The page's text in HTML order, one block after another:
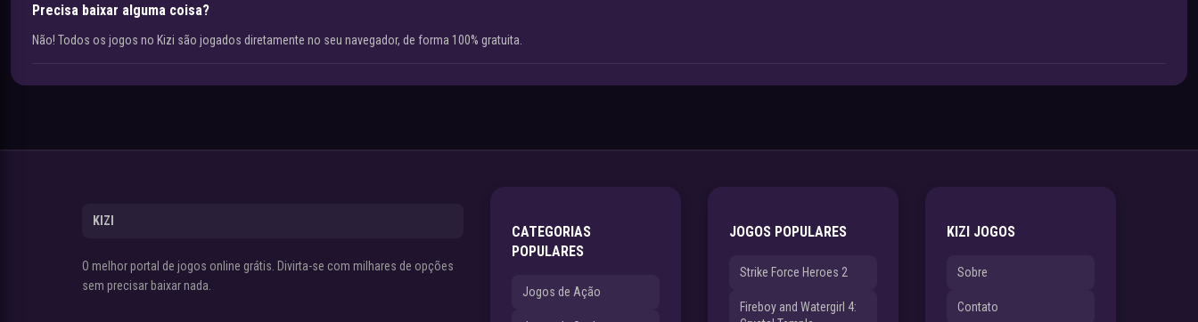
Precisa baixar alguma coisa?
Não! Todos os jogos no Kizi são jogados diretamente no seu navegador, de forma 100% gratuita.
KIZI
O melhor portal de jogos online grátis. Divirta-se com milhares de opções
sem precisar baixar nada.
CATEGORIAS
POPULARES
Jogos de Ação
JOGOS POPULARES
Strike Force Heroes 2
Fireboy and Watergirl 4:
KIZI JOGOS
Sobre
Contato